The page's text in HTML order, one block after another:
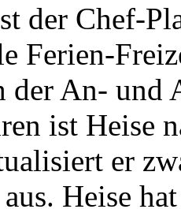
der Chef-
Ferien-
der An- und
ist Heise
er
Heise